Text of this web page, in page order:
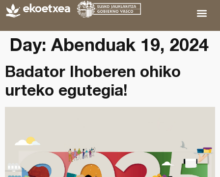
Day: Abenduak 19, 2024
Badator Ihoberen ohiko
urteko egutegia!